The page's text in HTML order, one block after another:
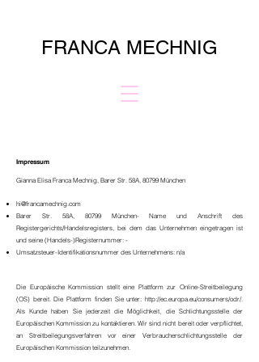
FRANCA MECHNIG
Impressum
Gianna Elisa Franca Mechnig, Barer Str. 58A, 80799 München
hi@francamechnig.com
Barer Str. 58A, 80799 München- Name und Anschrift des
Registergerichts/Handelsregisters, bei dem das Unternehmen eingetragen ist
und seine (Handels-)Registernummer: -
Umsatzsteuer-Identifikationsnummer des Unternehmens: n/a
Die Europäische Kommission stellt eine Plattform zur Online-Streitbeilegung
(OS) bereit. Die Plattform finden Sie unter: http://ec.europa.eu/consumers/odr/.
Als Kunde haben Sie jederzeit die Möglichkeit, die Schlichtungsstelle der
Europäischen Kommission zu kontaktieren. Wir sind nicht bereit oder verpflichtet,
an Streitbeilegungsverfahren vor einer Verbraucherschlichtungsstelle der
Europäischen Kommission teilzunehmen.